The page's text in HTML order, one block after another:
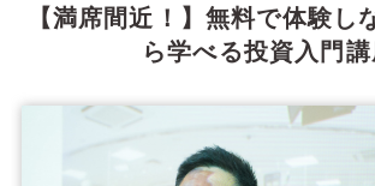
【満席間近！】無料で体験し
ら学べる投資入門